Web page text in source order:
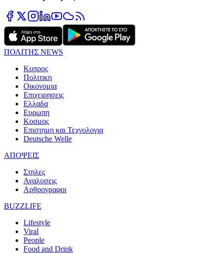
ΠΟΛΙΤΗΣ NEWS
Κυπρος
Πολιτικη
Οικονομια
Επιχειρησεις
Ελλαδα
Ευρωπη
Κοσμος
Επιστημη και Τεχνολογια
Deutsche Welle
ΑΠΟΨΕΙΣ
Στηλες
Αναλυσεις
Αρθρογραφοι
BUZZLIFE
Lifestyle
Viral
People
Food and Drink